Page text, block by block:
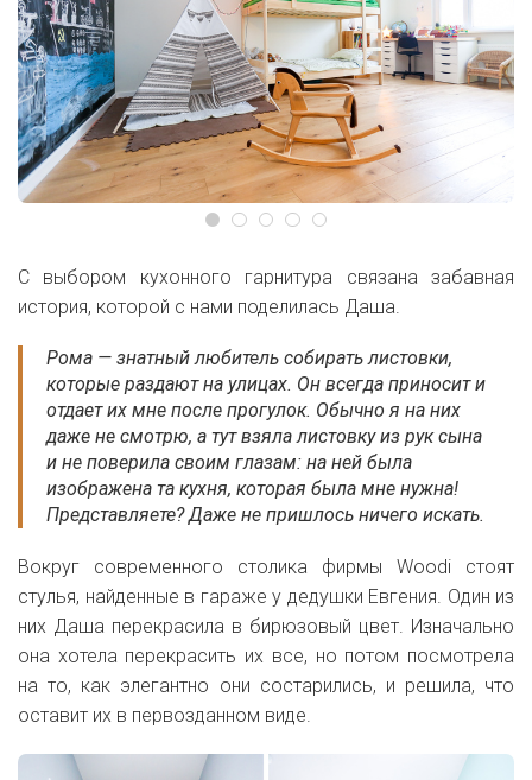
С выбором кухонного гарнитура связана забавная
история, которой с нами поделилась Даша.
Рома — знатный любитель собирать листовки,
которые раздают на улицах. Он всегда приносит и
отдает их мне после прогулок. Обычно я на них
даже не смотрю, а тут взяла листовку из рук сына
и не поверила своим глазам: на ней была
изображена та кухня, которая была мне нужна!
Представляете? Даже не пришлось ничего искать.
Вокруг современного столика фирмы Woodi стоят
стулья, найденные в гараже у дедушки Евгения. Один из
них Даша перекрасила в бирюзовый цвет. Изначально
она хотела перекрасить их все, но потом посмотрела
на то, как элегантно они состарились, и решила, что
оставит их в первозданном виде.